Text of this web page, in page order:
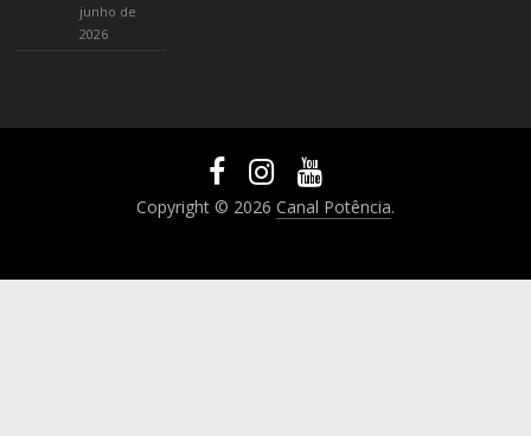
junho de
2026
Copyright © 2026 Canal Potência.